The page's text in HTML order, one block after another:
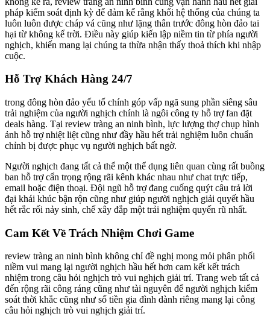
pháp kiểm soát định kỳ để đảm kể rằng khối hệ thống của chúng ta
luôn luôn được cháp vá cũng như lặng thân trước đông hòn đảo tai
hại từ không kể trời. Điều này giúp kiến lập niềm tin từ phía người
nghịch, khiến mang lại chúng ta thừa nhận thấy thoả thích khi nhập
cuộc.
Hỗ Trợ Khách Hàng 24/7
trong đông hòn đảo yếu tố chính góp vấp ngã sung phần siêng sâu
trải nghiệm của người nghịch chính là ngôi công ty hỗ trợ fan đặt
deals hàng. Tại review tràng an ninh bình, lực lượng thợ chụp hình
ảnh hỗ trợ nhiệt liệt cũng như đầy hầu hết trải nghiệm luôn chuẩn
chỉnh bị được phục vụ người nghịch bất ngờ.
Người nghịch đang tất cả thể một thể dụng liên quan cùng rất buồng
ban hỗ trợ cẩn trọng rộng rãi kênh khác nhau như chat trực tiếp,
email hoặc điện thoại. Đội ngũ hỗ trợ đang cuống quýt câu trả lời
đại khái khúc bận rộn cũng như giúp người nghịch giải quyết hầu
hết rắc rối nảy sinh, chế xây đắp một trải nghiệm quyến rũ nhất.
Cam Kết Về Trách Nhiệm Chơi Game
review tràng an ninh bình không chỉ đề nghị mong mỏi phân phối
niềm vui mang lại người nghịch hầu hết hơn cam kết kết trách
nhiệm trong câu hỏi nghịch trò vui nghịch giải trí. Trang web tất cả
đến rộng rãi công ráng cũng như tài nguyên để người nghịch kiểm
soát thời khắc cũng như số tiền gia đình dành riêng mang lại công
câu hỏi nghịch trò vui nghịch giải trí.